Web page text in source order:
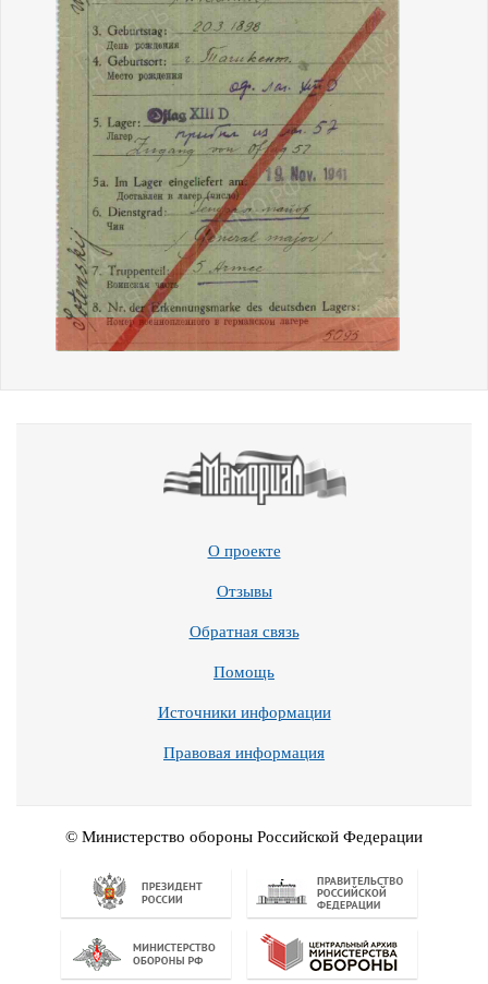
О проекте
Отзывы
Обратная связь
Помощь
Источники информации
Правовая информация
© Министерство обороны Российской Федерации